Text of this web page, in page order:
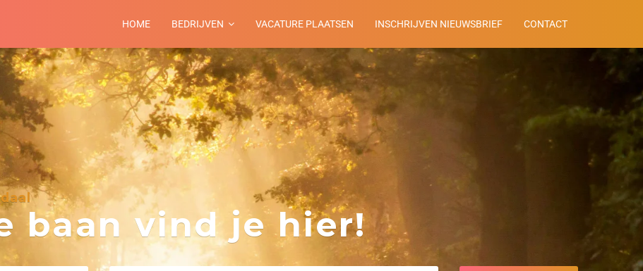
HOME BEDRIJVEN VACATURE PLAATSEN INSCHRIJVEN NIEUWSBRIEF CONTACT
baan vind je hier!